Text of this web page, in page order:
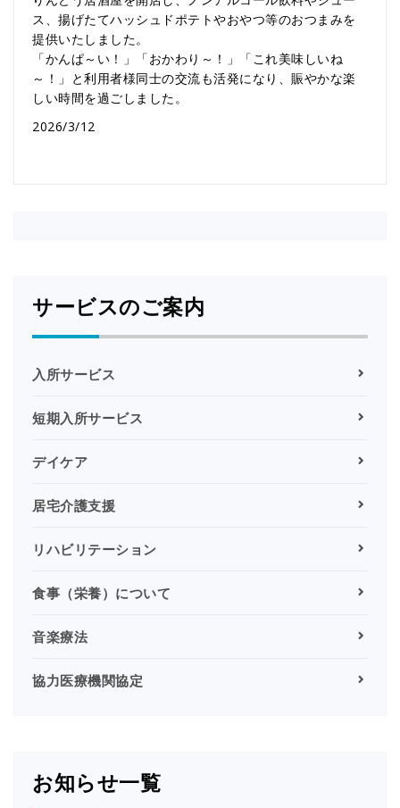
ス、揚げたてハッシュドポテトやおやつ等のおつまみを
提供いたしました。
「かんぱ～い！」「おかわり～！」「これ美味しいね
～！」と利用者様同士の交流も活発になり、賑やかな楽
しい時間を過ごしました。
2026/3/12
サービスのご案内
入所サービス
短期入所サービス
デイケア
居宅介護支援
リハビリテーション
食事（栄養）について
音楽療法
協力医療機関協定
お知らせ一覧